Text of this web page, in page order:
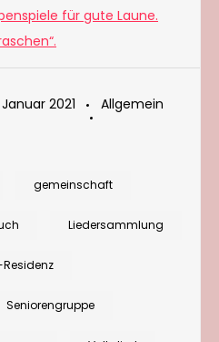
für gute Laune.
Januar 2021
Allgemein
gemeinschaft
Liedersammlung
Seniorengruppe